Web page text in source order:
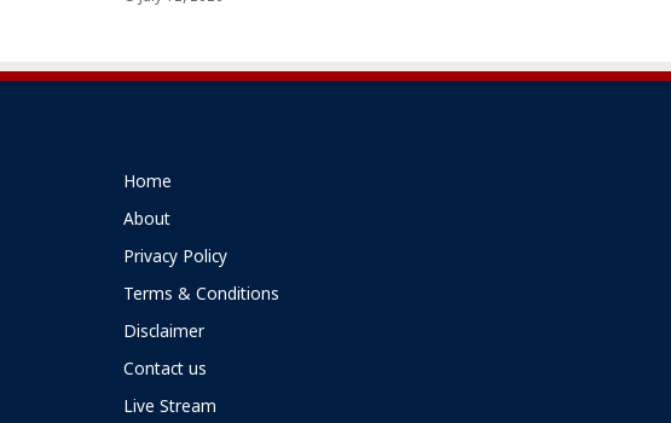
Home
About
Privacy Policy
Terms & Conditions
Disclaimer
Contact us
Live Stream